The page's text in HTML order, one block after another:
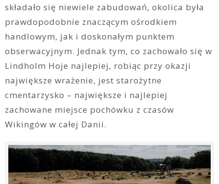
składało się niewiele zabudowań, okolica była
prawdopodobnie znaczącym ośrodkiem
handlowym, jak i doskonałym punktem
obserwacyjnym. Jednak tym, co zachowało się w
Lindholm Hoje najlepiej, robiąc przy okazji
największe wrażenie, jest starożytne
cmentarzysko – największe i najlepiej
zachowane miejsce pochówku z czasów
Wikingów w całej Danii.